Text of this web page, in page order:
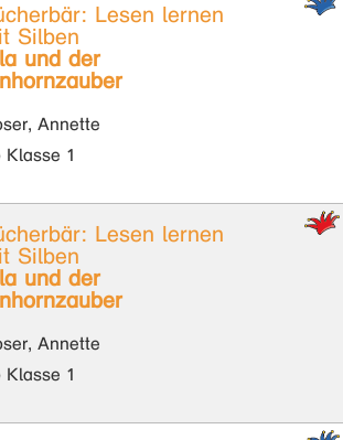
Lesen lernen
Silben
und der
Annette
Klasse 1
Lesen lernen
Silben
und der
Annette
Klasse 1